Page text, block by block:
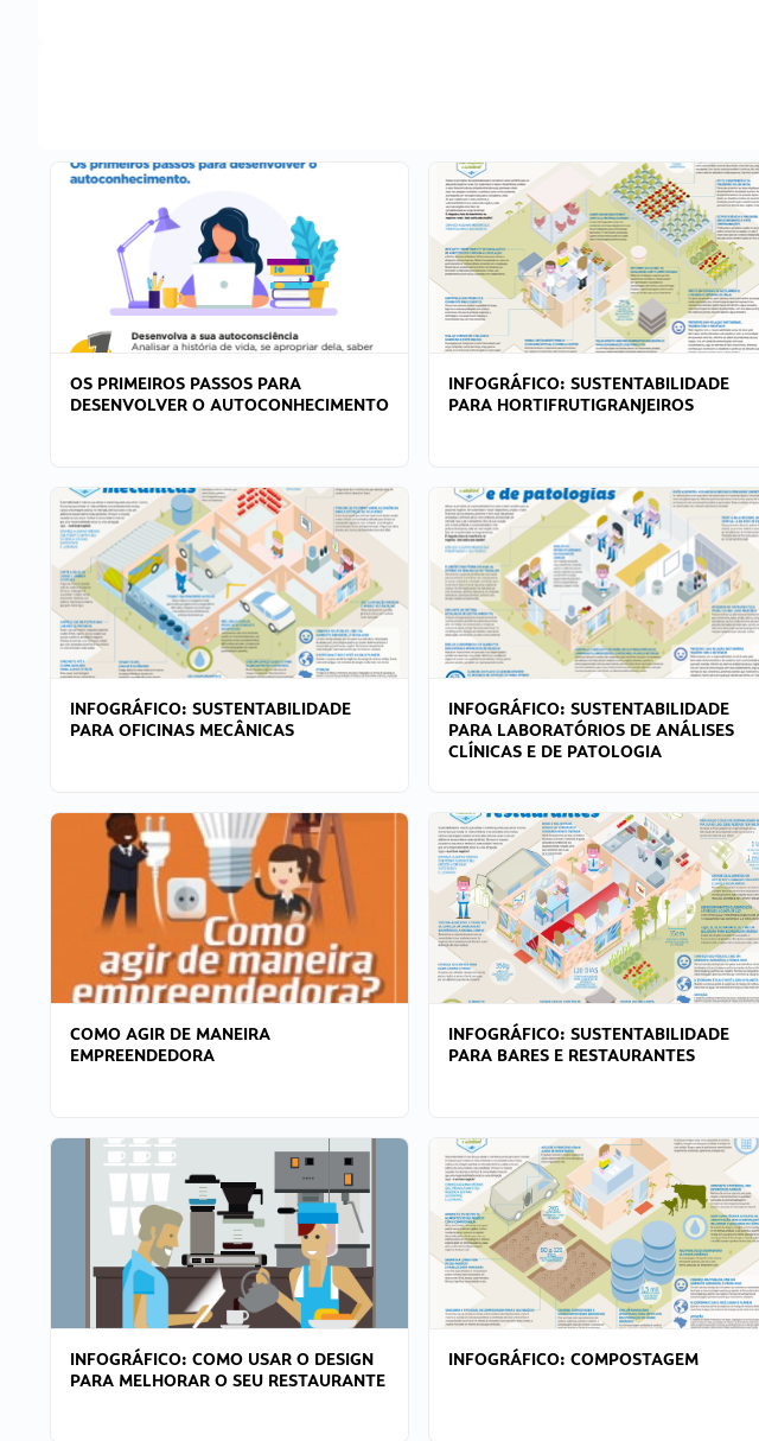
OS PRIMEIROS PASSOS PARA
DESENVOLVER O AUTOCONHECIMENTO
INFOGRÁFICO: SUSTENTABILIDADE
PARA HORTIFRUTIGRANJEIROS
INFOGRÁFICO: SUSTENTABILIDADE
PARA OFICINAS MECÂNICAS
INFOGRÁFICO: SUSTENTABILIDADE
PARA LABORATÓRIOS DE ANÁLISES
CLÍNICAS E DE PATOLOGIA
COMO AGIR DE MANEIRA
EMPREENDEDORA
INFOGRÁFICO: SUSTENTABILIDADE
PARA BARES E RESTAURANTES
INFOGRÁFICO: COMO USAR O DESIGN
PARA MELHORAR O SEU RESTAURANTE
INFOGRÁFICO: COMPOSTAGEM